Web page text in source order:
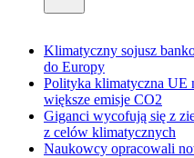
Klimatyczny sojusz
do Europy
Polityka klimatyczna UE
większe emisje CO2
Giganci wycofują się z
z celów klimatycznych
Naukowcy opracowali